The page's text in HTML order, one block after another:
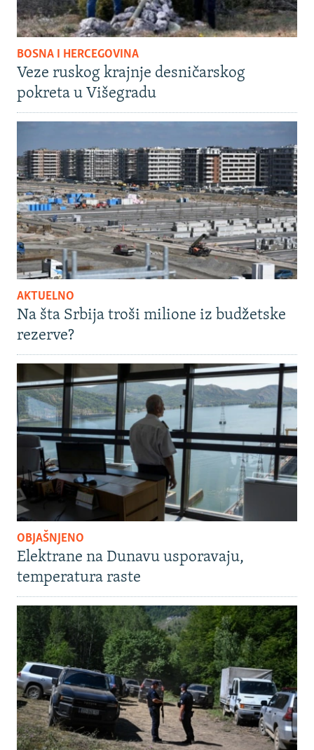
BOSNA I HERCEGOVINA
Veze ruskog krajnje desničarskog
pokreta u Višegradu
AKTUELNO
Na šta Srbija troši milione iz budžetske
rezerve?
OBJAŠNJENO
Elektrane na Dunavu usporavaju,
temperatura raste